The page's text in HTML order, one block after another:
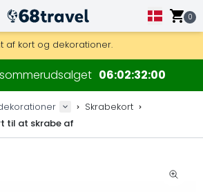
0
dag er også tilgængelig.
90 dage for trækort og dekorationer.
af kort og dekorationer.
06 02 32 00
Skrabekort
til at skrabe af